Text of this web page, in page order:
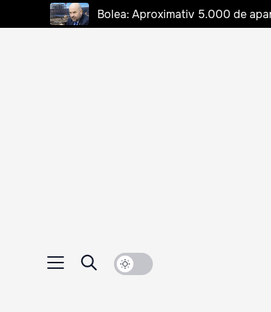
Bolea: Aproximativ 5.000 de